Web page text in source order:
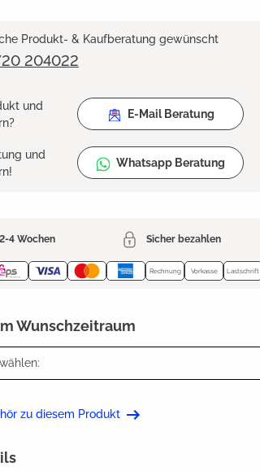
Produkt- & Kaufberatung gewünscht
204022
und
E-Mail Beratung
und
Whatsapp Beratung
4 Wochen Sicher bezahlen
Rechnung Vorkasse Lastschrift
Wunschzeitraum
zu diesem Produkt